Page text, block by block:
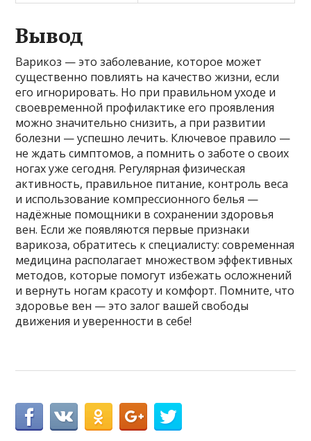
Вывод
Варикоз — это заболевание, которое может
существенно повлиять на качество жизни, если
его игнорировать. Но при правильном уходе и
своевременной профилактике его проявления
можно значительно снизить, а при развитии
болезни — успешно лечить. Ключевое правило —
не ждать симптомов, а помнить о заботе о своих
ногах уже сегодня. Регулярная физическая
активность, правильное питание, контроль веса
и использование компрессионного белья —
надёжные помощники в сохранении здоровья
вен. Если же появляются первые признаки
варикоза, обратитесь к специалисту: современная
медицина располагает множеством эффективных
методов, которые помогут избежать осложнений
и вернуть ногам красоту и комфорт. Помните, что
здоровье вен — это залог вашей свободы
движения и уверенности в себе!